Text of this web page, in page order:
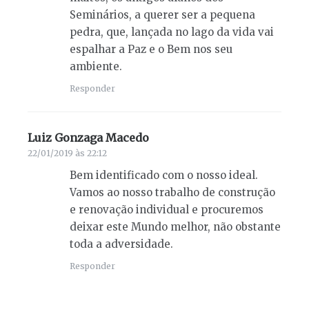
Seminários, a querer ser a pequena
pedra, que, lançada no lago da vida vai
espalhar a Paz e o Bem nos seu
ambiente.
Responder
Luiz Gonzaga Macedo
22/01/2019 às 22:12
Bem identificado com o nosso ideal.
Vamos ao nosso trabalho de construção
e renovação individual e procuremos
deixar este Mundo melhor, não obstante
toda a adversidade.
Responder